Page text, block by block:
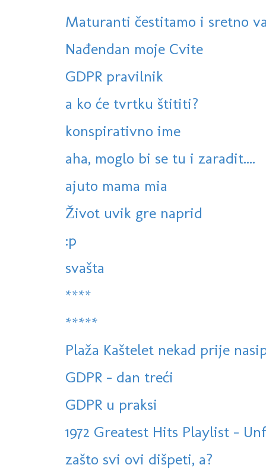
Maturanti čestitamo i sretno
Nađendan moje Cvite
GDPR pravilnik
a ko će tvrtku štititi?
konspirativno ime
aha, moglo bi se tu i zaradit....
ajuto mama mia
Život uvik gre naprid
:p
svašta
****
*****
Plaža Kaštelet nekad prije
GDPR - dan treći
GDPR u praksi
1972 Greatest Hits Playlist -
zašto svi ovi dišpeti, a?